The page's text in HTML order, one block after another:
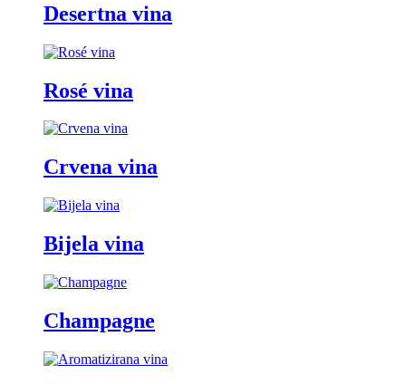
Desertna vina
Rosé vina
Crvena vina
Bijela vina
Champagne